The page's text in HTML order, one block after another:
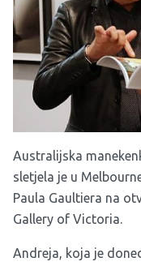
Australijska
sletjela je u
Paula Gaultiera na
Gallery of Victoria.
Andreja, koja je